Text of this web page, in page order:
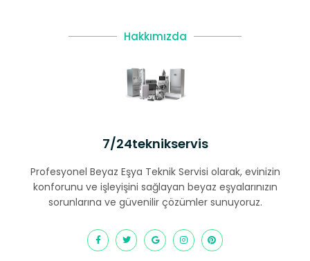
Hakkımızda
7/24teknikservis
Profesyonel Beyaz Eşya Teknik Servisi olarak, evinizin
konforunu ve işleyişini sağlayan beyaz eşyalarınızın
sorunlarına ve güvenilir çözümler sunuyoruz.